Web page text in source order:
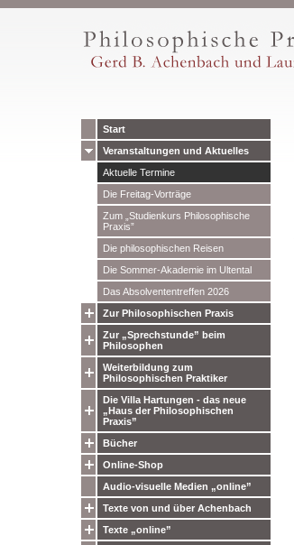
Start
Veranstaltungen und Aktuelles
Aktuelle Termine
Die Freitag-Vorträge
Zum „Studienkurs Philosophische
Praxis”
Die philosophischen Reisen
Die Sommer-Akademie im Ultental
Das Absolvententreffen 2026
Zur Philosophischen Praxis
Zur „Sprechstunde” beim
Philosophen
Weiterbildung zum
Philosophischen Praktiker
Die Villa Hartungen - das neue
„Haus der Philosophischen
Praxis”
Bücher
Online-Shop
Audio-visuelle Medien „online”
Texte von und über Achenbach
Texte „online”